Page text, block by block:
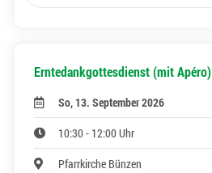
Erntedankgottesdienst (mit Apéro)
So, 13. September 2026
10:30 - 12:00 Uhr
Pfarrkirche Bünzen